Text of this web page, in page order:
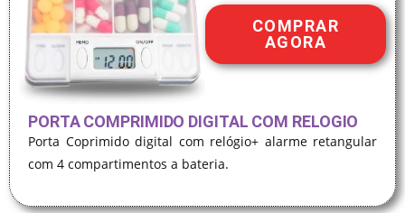
COMPRAR
AGORA
PORTA COMPRIMIDO DIGITAL COM RELOGIO
Porta Coprimido digital com relógio+ alarme retangular
com 4 compartimentos a bateria.